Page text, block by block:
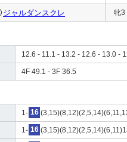
ジャルダンスクレ 牝3
12.6 - 11.1 - 13.2 - 12.6 - 13.0 -
4F 49.1 - 3F 36.5
1- 16
1- 16